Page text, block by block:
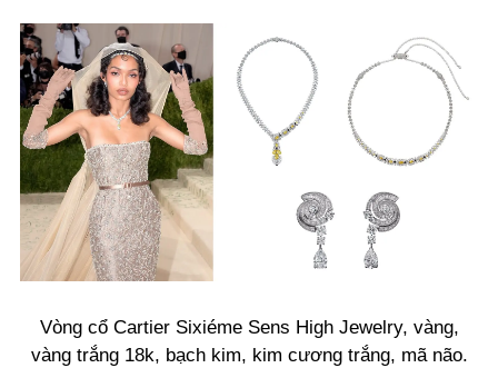
Vòng cổ Cartier Sixiéme Sens High Jewelry, vàng,
vàng trắng 18k, bạch kim, kim cương trắng, mã não.